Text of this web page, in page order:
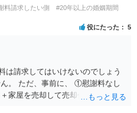
もありますが、一部に限られるも
に合意はせず、支払い義務がな
思われます。
料請求したい側
#20年以上の婚姻期間
役にたった 5
は請求してはいけないのでしょう
。 ただ、事前に、 ①慰謝料なし
家屋を売却して売却代金を分ける